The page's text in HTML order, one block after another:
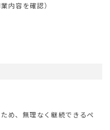
内容を確認）
め、無理なく継続できるペ